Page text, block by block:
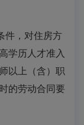
件， 对住房方
高学历 人才准入
以上（含）职
的劳动合同要